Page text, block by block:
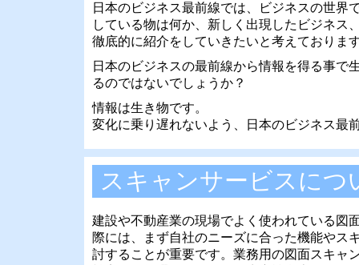
日本のビジネス最前線では、ビジネスの世界
している物は何か、新しく出現したビジネス
徹底的に紹介をしていきたいと考えておりま
日本のビジネスの最前線から情報を得る事で
るのではないでしょうか？
情報は生き物です。
変化に乗り遅れないよう、日本のビジネス最
スキャンサービスにつ
建設や不動産業の現場でよく使われている図
際には、まず自社のニーズに合った機能やス
討することが重要です。業務用の図面スキャ